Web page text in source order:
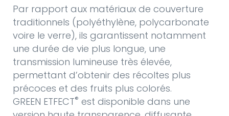
Par rapport aux matériaux de couverture
traditionnels (polyéthylène, polycarbonate
voire le verre), ils garantissent notamment
une durée de vie plus longue, une
transmission lumineuse très élevée,
permettant d’obtenir des récoltes plus
précoces et des fruits plus colorés.
GREEN ETFECT® est disponible dans une